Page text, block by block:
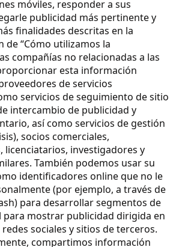
móviles, responder a sus
publicidad más pertinente y
finalidades descritas en la
de “Cómo utilizamos la
compañías no relacionadas a las
esta información
de servicios
servicios de seguimiento de sitio
intercambio de publicidad y
así como servicios de gestión
socios comerciales,
licenciatarios, investigadores y
También podemos usar su
identificadores online que no le
(por ejemplo, a través de
para desarrollar segmentos de
para mostrar publicidad dirigida en
sociales y sitios de terceros.
compartimos información